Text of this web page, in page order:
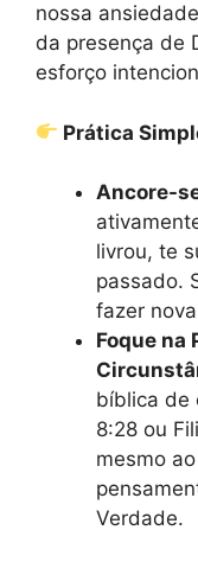
nossa
da presença de
esforço
Prática
Ancore-
livrou, te
passado.
fazer
Foque na
bíblica de
8:28 ou
mesmo
Verdade.